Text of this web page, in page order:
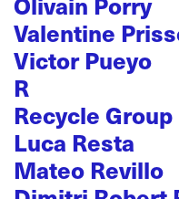
Valentine
Victor Pueyo
R
Recycle Group
Luca Resta
Mateo Revillo